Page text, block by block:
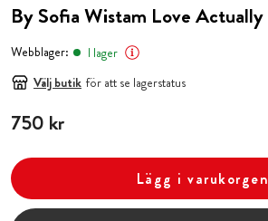
By Sofia Wistam Love Actually
Webblager:
I lager
Välj butik för att se lagerstatus
Pris:750 kr
750 kr
Lägg i varukorgen